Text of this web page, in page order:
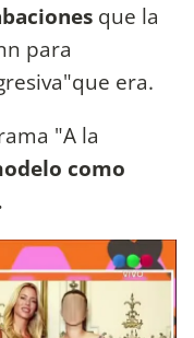
que la
para
era.
"A la
como